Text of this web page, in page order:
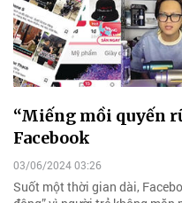
“Miếng mồi quyến
Facebook
03/06/2024 03:26
Suốt một thời gian dài,